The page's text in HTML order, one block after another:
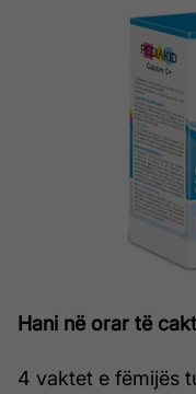
Hani në orar të
4 vaktet e fëmijës